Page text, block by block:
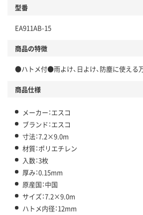
型番
EA911AB-15
商品の特徴
●ハトメ付●雨よけ、日よけ、防塵に使える
商品仕様
メーカー：エスコ
ブランド：エスコ
寸法：7.2×9.0m
材質：ポリエチレン
入数：3枚
厚み：0.15mm
原産国：中国
サイズ：7.2×9.0m
ハトメ内径：12mm